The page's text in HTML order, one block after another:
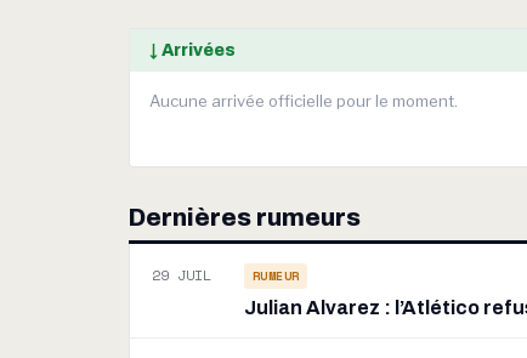
↓ Arrivées
Aucune arrivée officielle pour le moment.
Dernières rumeurs
29 JUIL RUMEUR
Julian Alvarez : l’Atlético